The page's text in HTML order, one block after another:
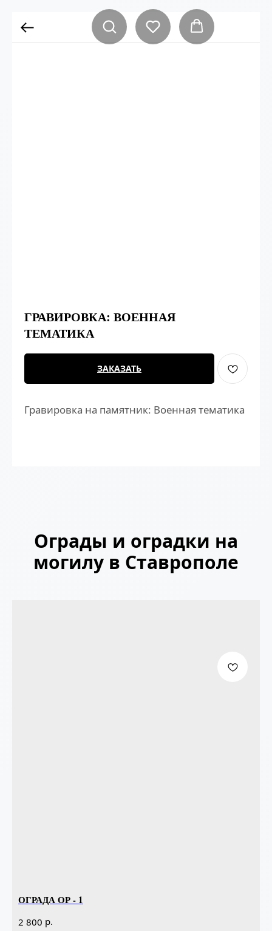
ГРАВИРОВКА: ВОЕННАЯ
ТЕМАТИКА
ЗАКАЗАТЬ
Гравировка на памятник: Военная тематика
Ограды и оградки на
могилу в Ставрополе
ОГРАДА ОР - 1
2 800 р.